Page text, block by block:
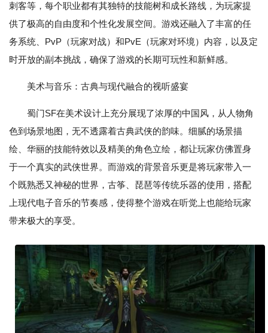
刺客等，每个职业都有其独特的技能树和成长路线，为玩家提
供了极高的自由度和个性化发展空间。游戏还融入了丰富的任
务系统、PvP（玩家对战）和PvE（玩家对环境）内容，以及定
时开放的副本挑战，确保了游戏的长期可玩性和新鲜感。
美术与音乐：古典与现代融合的视听盛宴
蜀门SF在美术设计上充分展现了浓厚的中国风，从人物角
色到场景地图，无不透露着古典武侠的韵味。细腻的场景描
绘、华丽的技能特效以及精美的角色立绘，都让玩家仿佛置身
于一个真实的武侠世界。而游戏的背景音乐更是将玩家带入一
个既熟悉又神秘的世界，古筝、琵琶等传统乐器的使用，搭配
上现代电子音乐的节奏感，使得整个游戏在听觉上也能给玩家
带来极大的享受。